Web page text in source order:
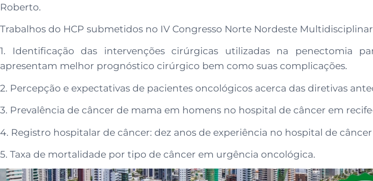
Roberto.
Trabalhos do HCP submetidos no IV Congresso Norte Nordeste
1. Identificação das intervenções cirúrgicas utilizadas na penectomia
apresentam melhor prognóstico cirúrgico bem como suas complicações.
2. Percepção e expectativas de pacientes oncológicos acerca das diretivas
3. Prevalência de câncer de mama em homens no hospital de câncer em
4. Registro hospitalar de câncer: dez anos de experiência no hospital de
5. Taxa de mortalidade por tipo de câncer em urgência oncológica.